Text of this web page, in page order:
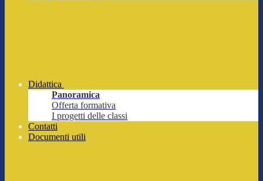
Didattica
Panoramica
Offerta formativa
I progetti delle classi
Contatti
Documenti utili